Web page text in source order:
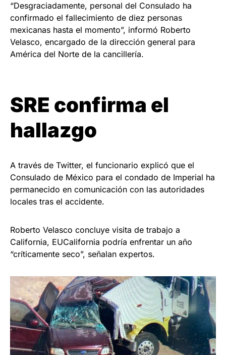
“Desgraciadamente, personal del Consulado ha
confirmado el fallecimiento de diez personas
mexicanas hasta el momento”, informó Roberto
Velasco, encargado de la dirección general para
América del Norte de la cancillería.
SRE confirma el
hallazgo
A través de Twitter, el funcionario explicó que el
Consulado de México para el condado de Imperial ha
permanecido en comunicación con las autoridades
locales tras el accidente.
Roberto Velasco concluye visita de trabajo a
California, EUCalifornia podría enfrentar un año
“críticamente seco”, señalan expertos.